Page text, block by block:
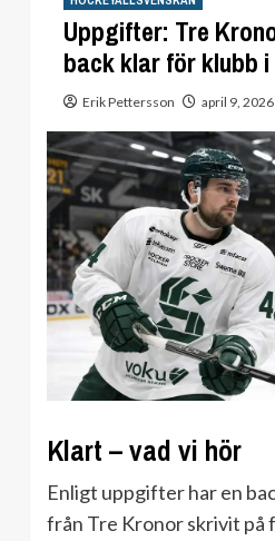
Uppgifter: Tre
back klar för klubb i
Erik Pettersson april 9, 2026
Klart – vad vi hör
Enligt uppgifter har en
från Tre Kronor skrivit på